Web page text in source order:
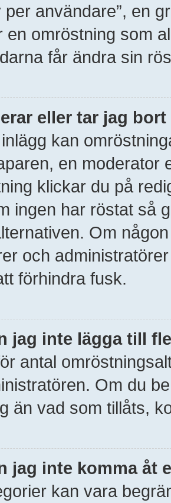
per användare”, en
en omröstning som
får ändra sin
eller tar jag
kan
en moderator
klickar du på
ingen har röstat så
Om
och
förhindra fusk.
jag inte lägga till
antal
Om du
än vad som tillåts,
jag inte komma åt
kan vara